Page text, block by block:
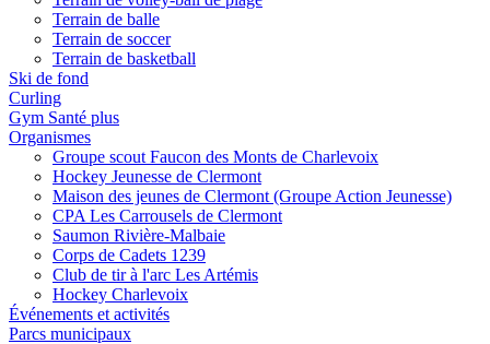
Terrain de balle
Terrain de soccer
Terrain de basketball
Ski de fond
Curling
Gym Santé plus
Organismes
Groupe scout Faucon des Monts de Charlevoix
Hockey Jeunesse de Clermont
Maison des jeunes de Clermont (Groupe Action Jeunesse)
CPA Les Carrousels de Clermont
Saumon Rivière-Malbaie
Corps de Cadets 1239
Club de tir à l'arc Les Artémis
Hockey Charlevoix
Événements et activités
Parcs municipaux